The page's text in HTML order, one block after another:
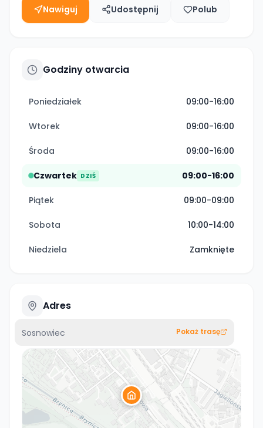
Nawiguj Udostępnij Polub
Godziny otwarcia
Poniedziałek 09:00-16:00
Wtorek 09:00-16:00
Środa 09:00-16:00
Czwartek DZIŚ 09:00-16:00
Piątek 09:00-09:00
Sobota 10:00-14:00
Niedziela Zamknięte
Adres
Sosnowiec Pokaż trasę